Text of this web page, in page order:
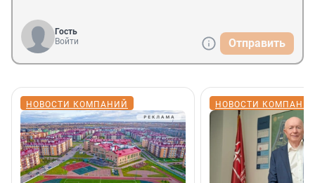
Гость
Войти
Отправить
НОВОСТИ КОМПАНИЙ НОВОСТИ